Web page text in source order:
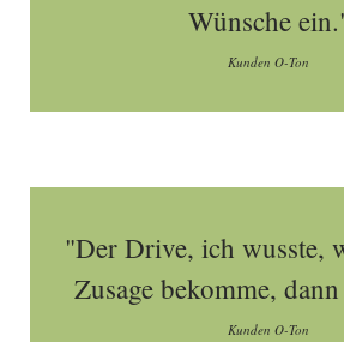
Wünsche
Kunden O-Ton
"Der Drive, ich wusste,
Zusage bekomme,
Kunden O-Ton